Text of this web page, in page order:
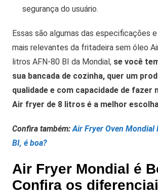
segurança do usuário.
Essas são algumas das especificações
mais relevantes da fritadeira sem óleo
litros AFN-80 BI da Mondial, se você
sua bancada de cozinha, quer um
qualidade e com capacidade de fazer
Air fryer de 8 litros é a melhor
Confira também: Air Fryer Oven Mondial
BI, é boa?
Air Fryer Mondial é
Confira os